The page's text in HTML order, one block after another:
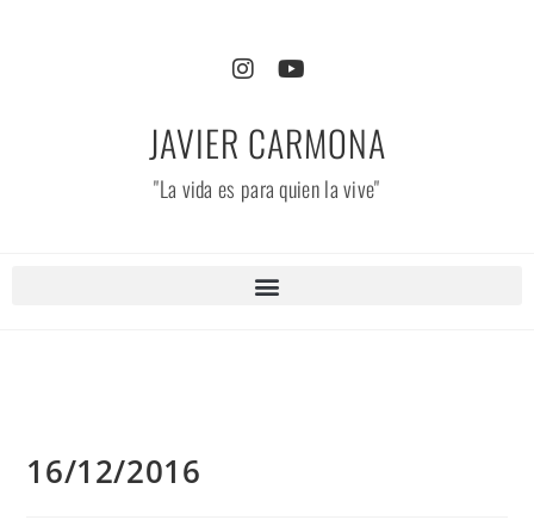
JAVIER CARMONA
"La vida es para quien la vive"
16/12/2016